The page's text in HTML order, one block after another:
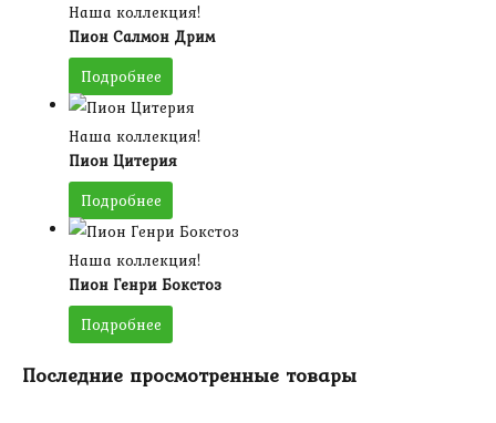
Наша коллекция!
Пион Салмон Дрим
Подробнее
Наша коллекция!
Пион Цитерия
Подробнее
Наша коллекция!
Пион Генри Бокстоз
Подробнее
Последние просмотренные товары